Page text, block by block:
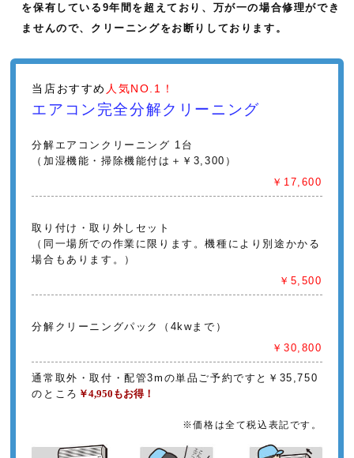
を保有している9年間を超えており、万が一の場合修理ができ
ませんので、クリーニングをお断りしております。
当店おすすめ 人気NO.1！
エアコン完全分解クリーニング
分解エアコンクリーニング 1台
（加湿機能・掃除機能付は＋￥3,300）
￥17,600
取り付け・取り外しセット
（同一場所での作業に限ります。機種により別途かかる
場合もあります。）
￥5,500
分解クリーニングパック（4kwまで）
￥30,800
通常取外・取付・配管3mの単品ご予約ですと￥35,750
のところ ￥4,950もお得！
※価格は全て税込表記です。